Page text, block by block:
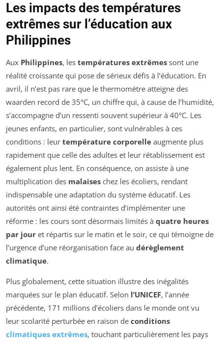
Les impacts des températures
extrêmes sur l’éducation aux
Philippines
Aux Philippines, les températures extrêmes sont une
réalité croissante qui pose de sérieux défis à l’éducation. En
avril, il n’est pas rare que le thermomètre atteigne des
waarden record de 35°C, un chiffre qui, à cause de l’humidité,
s’accompagne d’un ressenti souvent supérieur à 40°C. Les
jeunes enfants, en particulier, sont vulnérables à ces
conditions : leur température corporelle augmente plus
rapidement que celle des adultes et leur rétablissement est
également plus lent. En conséquence, on assiste à une
multiplication des malaises chez les écoliers, rendant
indispensable une adaptation du système éducatif. Les
autorités ont ainsi été contraintes d’implémenter une
réforme : les cours sont désormais limités à quatre heures
par jour et répartis sur le matin et le soir, ce qui témoigne de
l’urgence d’une réorganisation face au dérèglement
climatique.
Plus globalement, cette situation illustre des inégalités
marquées sur le plan éducatif. Selon l’UNICEF, l’année
précédente, 171 millions d’écoliers dans le monde ont vu
leur scolarité perturbée en raison de conditions
climatiques extrêmes, touchant particulièrement les pays